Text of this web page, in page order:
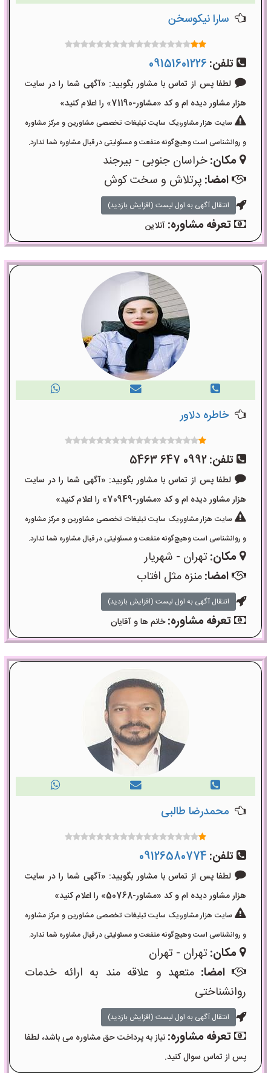
سارا نیکوسخن
تلفن: 09151601226
لطفا پس از تماس با مشاور بگویید: «آگهی شما را در سایت
هزار مشاور دیده ام و کد «مشاور-71190» را اعلام کنید»
سایت هزار مشاور،یک سایت تبلیغات تخصصی مشاورین و مرکز مشاوره
و روانشناسی است وهیچ‌گونه منفعت و مسئولیتی در قبال مشاوره شما ندارد.
مکان:خراسان جنوبی - بیرجند
امضا: پرتلاش و سخت کوش
انتقال آگهی به اول لیست (افزایش بازدید)
تعرفه مشاوره: آنلاین
خاطره دلاور
تلفن:0992 647 5463
لطفا پس از تماس با مشاور بگویید: «آگهی شما را در سایت
هزار مشاور دیده ام و کد «مشاور-70949» را اعلام کنید»
سایت هزار مشاور،یک سایت تبلیغات تخصصی مشاورین و مرکز مشاوره
و روانشناسی است وهیچ‌گونه منفعت و مسئولیتی در قبال مشاوره شما ندارد.
مکان:تهران - شهریار
امضا:منزه مثل افتاب
انتقال آگهی به اول لیست (افزایش بازدید)
تعرفه مشاوره:خانم ها و آقایان
محمدرضا طالبی
تلفن: 09126580774
لطفا پس از تماس با مشاور بگویید: «آگهی شما را در سایت
هزار مشاور دیده ام و کد «مشاور-50768» را اعلام کنید»
سایت هزار مشاور،یک سایت تبلیغات تخصصی مشاورین و مرکز مشاوره
و روانشناسی است وهیچ‌گونه منفعت و مسئولیتی در قبال مشاوره شما ندارد.
مکان:تهران - تهران
امضا: متعهد و علاقه مند به ارائه خدمات
روانشناختی
انتقال آگهی به اول لیست (افزایش بازدید)
تعرفه مشاوره:نیاز به پرداخت حق مشاوره می باشد، لطفا
پس از تماس سوال کنید.